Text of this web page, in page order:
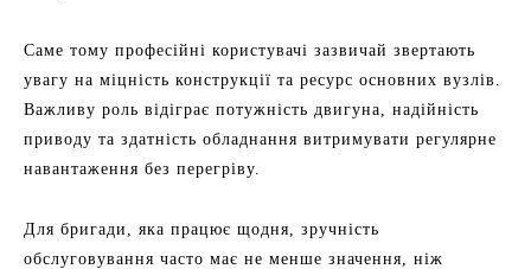
Саме тому професійні користувачі зазвичай звертають
увагу на міцність конструкції та ресурс основних вузлів.
Важливу роль відіграє потужність двигуна, надійність
приводу та здатність обладнання витримувати регулярне
навантаження без перегріву.
Для бригади, яка працює щодня, зручність
обслуговування часто має не менше значення, ніж